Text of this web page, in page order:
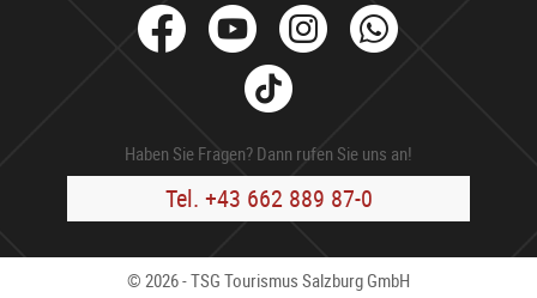
facebook
YoutubeInstagram
Tik
Tok
Haben Sie Fragen? Dann rufen Sie uns an!
Tel. +43 662 889 87-0
© 2026 - TSG Tourismus Salzburg GmbH